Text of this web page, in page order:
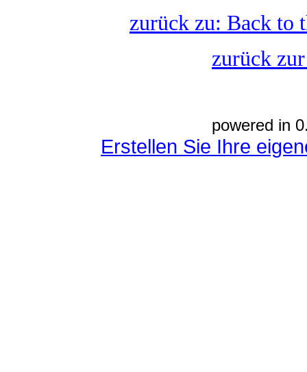
zurück zu: Back to
zurück
powered in
Erstellen Sie Ihre